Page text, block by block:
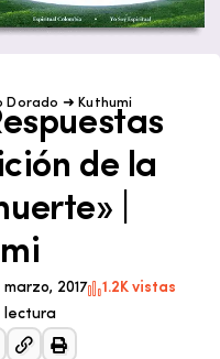
Dorado ➜ Kuthumi
de la
|
marzo, 2017
1.2K vistas
lectura